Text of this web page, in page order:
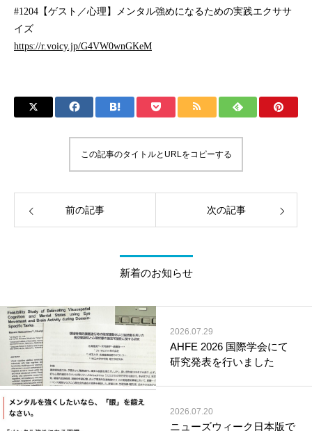
#1204【ゲスト／心理】メンタル強めになるための実践エクササ
イズ
https://r.voicy.jp/G4VW0wnGKeM
この記事のタイトルとURLをコピーする
前の記事 次の記事
新着のお知らせ
2026.07.29
AHFE 2026 国際学会にて
研究発表を行いました
2026.07.20
ニューズウィーク日本版で